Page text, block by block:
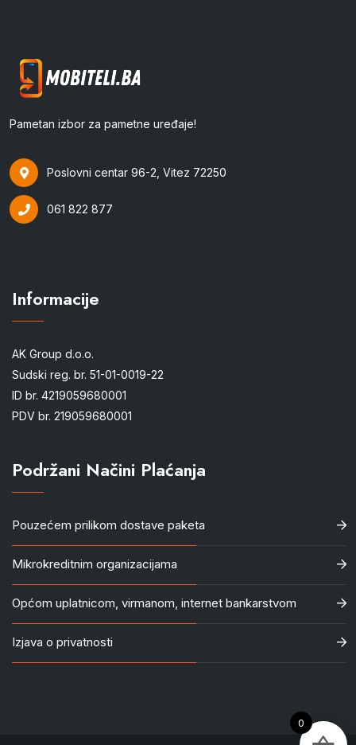
Pametan izbor za pametne uređaje!
Poslovni centar 96-2, Vitez 72250
061 822 877
Informacije
AK Group d.o.o.
Sudski reg. br. 51-01-0019-22
ID br. 4219059680001
PDV br. 219059680001
Podržani Načini Plaćanja
Pouzećem prilikom dostave paketa
Mikrokreditnim organizacijama
Općom uplatnicom, virmanom, internet bankarstvom
Izjava o privatnosti
0